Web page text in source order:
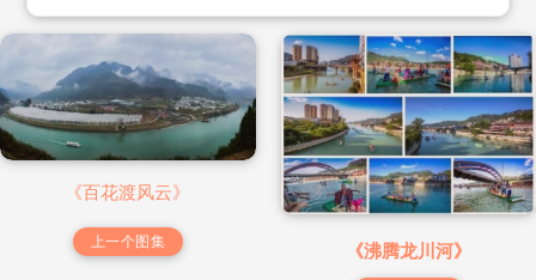
《百花渡风云》
上一个图集 《沸腾龙川河》